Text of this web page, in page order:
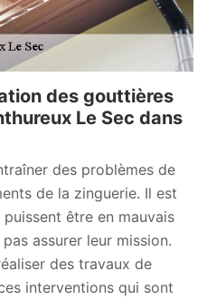
des gouttières
Le Sec dans
des problèmes de
de la zinguerie. Il est
être en mauvais
assurer leur mission.
des travaux de
interventions qui sont